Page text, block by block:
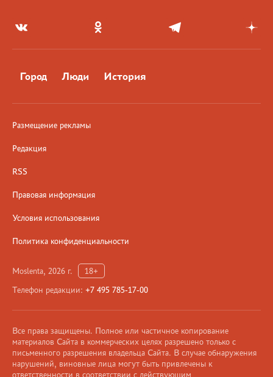
Город Люди История
Размещение рекламы
Редакция
RSS
Правовая информация
Условия использования
Политика конфиденциальности
Moslenta, 2026 г.
18+
Телефон редакции: +7 495 785-17-00
Все права защищены. Полное или частичное копирование
материалов Сайта в коммерческих целях разрешено только с
письменного разрешения владельца Сайта. В случае обнаружения
нарушений, виновные лица могут быть привлечены к
ответственности в соответствии с действующим